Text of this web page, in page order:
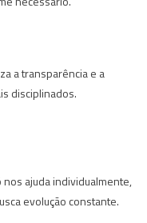
a transparência e a
disciplinados.
ajuda individualmente,
evolução constante.